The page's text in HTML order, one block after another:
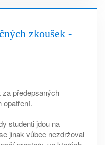
zkoušek -
za předepsaných
opatření.
studenti jdou na
jinak vůbec nezdržoval